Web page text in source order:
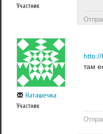
Участник
Наташечка
Участник
там